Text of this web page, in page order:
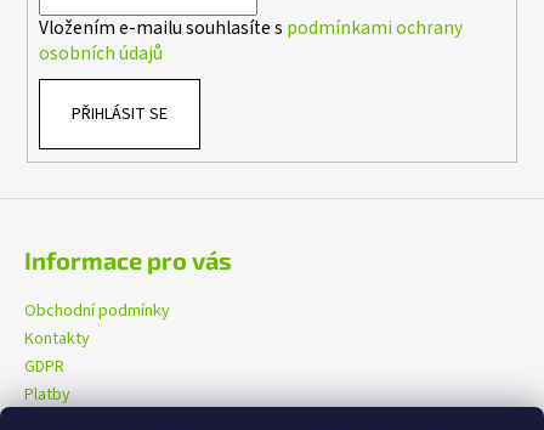
Vložením e-mailu souhlasíte s podmínkami ochrany
osobních údajů
PŘIHLÁSIT SE
Informace pro vás
Obchodní podmínky
Kontakty
GDPR
Platby